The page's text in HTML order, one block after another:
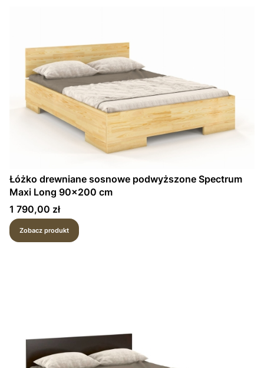
Łóżko drewniane sosnowe podwyższone Spectrum
Maxi Long 90x200 cm
Cena
1 790,00 zł
Zobacz produkt